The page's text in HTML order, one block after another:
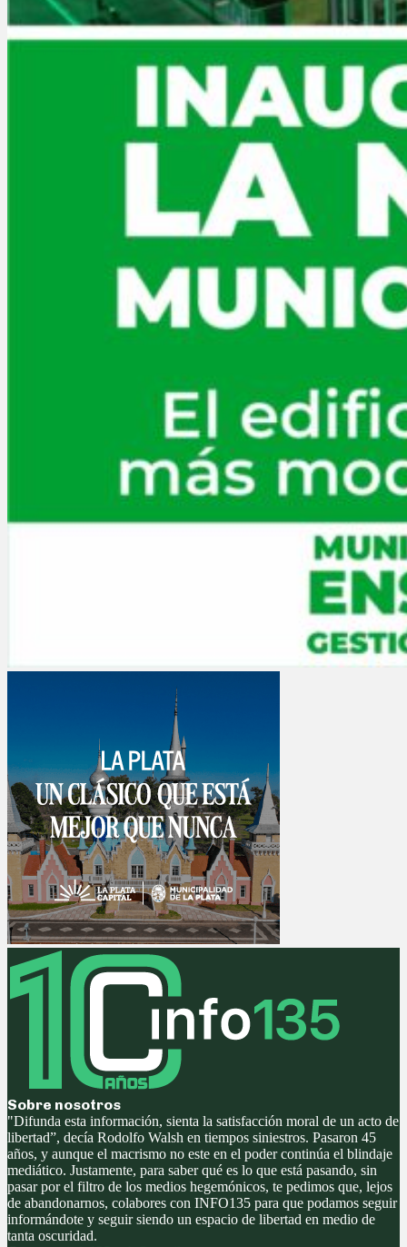
Sobre nosotros
"Difunda esta información, sienta la satisfacción moral de un acto de
libertad”, decía Rodolfo Walsh en tiempos siniestros. Pasaron 45
años, y aunque el macrismo no este en el poder continúa el blindaje
mediático. Justamente, para saber qué es lo que está pasando, sin
pasar por el filtro de los medios hegemónicos, te pedimos que, lejos
de abandonarnos, colabores con INFO135 para que podamos seguir
informándote y seguir siendo un espacio de libertad en medio de
tanta oscuridad.